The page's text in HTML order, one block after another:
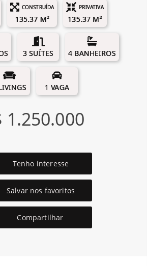
CONSTRUÍDA
135.37 M²
PRIVATIVA
135.37 M²
3 SUÍTES 4 BANHEIROS
1 VAGA
1.250.000
Tenho interesse
Salvar nos favoritos
Compartilhar